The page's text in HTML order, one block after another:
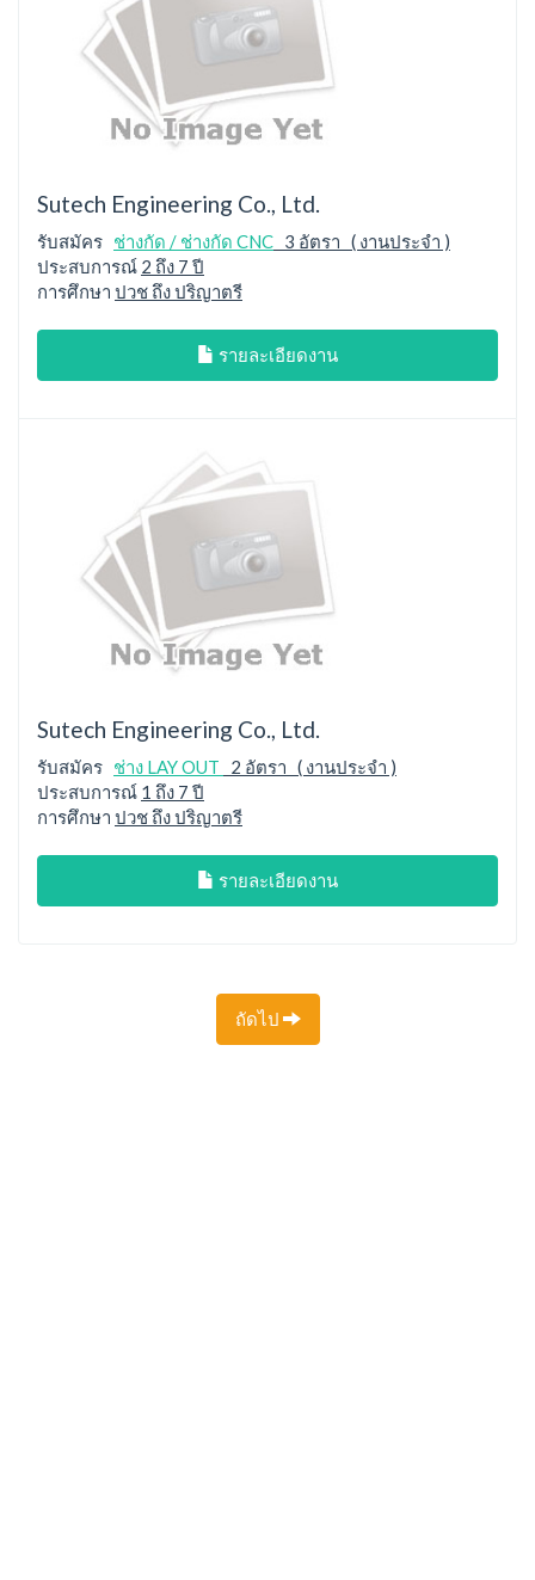
Sutech Engineering Co., Ltd.
รับสมัคร ช่างกัด / ช่างกัด CNC 3 อัตรา ( งานประจำ )
ประสบการณ์ 2 ถึง 7 ปี
การศึกษา ปวช ถึง ปริญาตรี
รายละเอียดงาน
Sutech Engineering Co., Ltd.
รับสมัคร ช่าง LAY OUT
2 อัตรา ( งานประจำ )
ประสบการณ์ 1 ถึง 7 ปี
การศึกษา ปวช ถึง ปริญาตรี
รายละเอียดงาน
ถัดไป